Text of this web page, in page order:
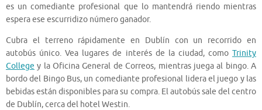
es un comediante profesional que lo mantendrá riendo mientras
espera ese escurridizo número ganador.
Cubra el terreno rápidamente en Dublín con un recorrido en
autobús único. Vea lugares de interés de la ciudad, como Trinity
College y la Oficina General de Correos, mientras juega al bingo. A
bordo del Bingo Bus, un comediante profesional lidera el juego y las
bebidas están disponibles para su compra. El autobús sale del centro
de Dublín, cerca del hotel Westin.